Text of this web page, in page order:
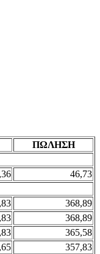
ΠΩΛΗΣΗ
46,73
368,89
368,89
365,58
357,83